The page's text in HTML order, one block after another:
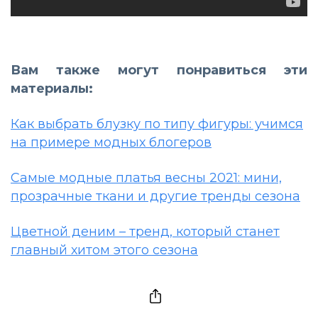
Вам также могут понравиться эти
материалы:
Как выбрать блузку по типу фигуры: учимся
на примере модных блогеров
Самые модные платья весны 2021: мини,
прозрачные ткани и другие тренды сезона
Цветной деним – тренд, который станет
главный хитом этого сезона